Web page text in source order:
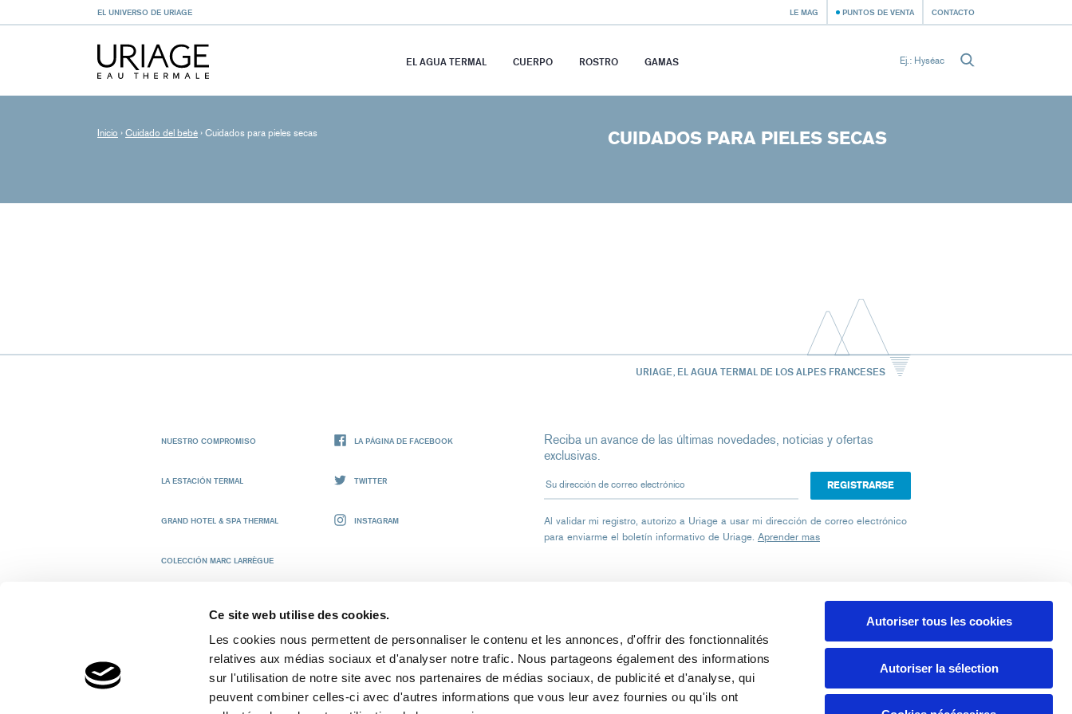
Ce site web utilise des cookies.
Les cookies nous permettent de personnaliser le contenu et les annonces, d'offrir des fonctionnalités
relatives aux médias sociaux et d'analyser notre trafic. Nous partageons également des informations
sur l'utilisation de notre site avec nos partenaires de médias sociaux, de publicité et d'analyse, qui
peuvent combiner celles-ci avec d'autres informations que vous leur avez fournies ou qu'ils ont
Autoriser tous les cookies
Autoriser la sélection
EL UNIVERSO DE URIAGE LE MAG PUNTOS DE VENTA CONTACTO
EL AGUA TERMAL CUERPO ROSTRO GAMAS
Inicio › Cuidado del bebé › Cuidados para pieles secas CUIDADOS PARA PIELES SECAS
URIAGE, EL AGUA TERMAL DE LOS ALPES FRANCESES
NUESTRO COMPROMISO
LA ESTACIÓN TERMAL
GRAND HOTEL & SPA THERMAL
COLECCIÓN MARC LARRÈGUE
LA PÁGINA DE FACEBOOK
TWITTER
INSTAGRAM
Reciba un avance de las últimas novedades, noticias y ofertas
exclusivas.
Su dirección de correo electrónico
Al validar mi registro, autorizo ​​a Uriage a usar mi dirección de correo electrónico
para enviarme el boletín informativo de Uriage. Aprender mas
CONTACTO AVISO LEGAL DATOS PERSONALES COOKIES PUIG